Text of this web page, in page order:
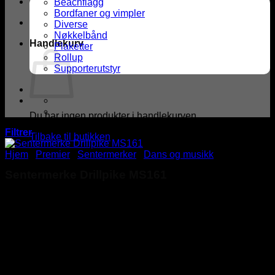
Handlekurv
Du har ingen produkter i handlekurven.
Tilbake til butikken
Beachflagg
Bordfaner og vimpler
Diverse
Nøkkelbånd
Plaketter
Rollup
Supporterutstyr
Filtrer
Hjem Premier Sentermerker Dans og musikk